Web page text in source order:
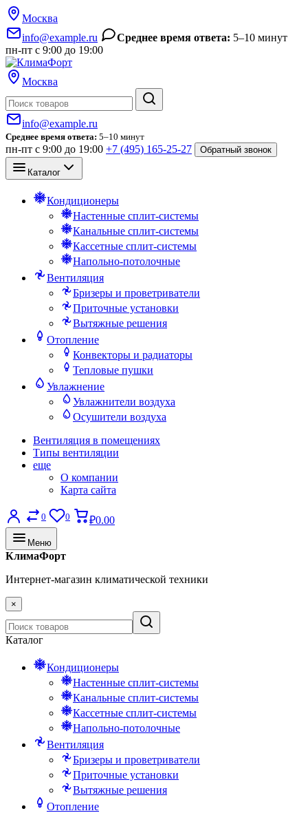
Москва
info@example.ru
Среднее время ответа: 5–10 минут
пн-пт с 9:00 до 19:00
Москва
info@example.ru
Среднее время ответа: 5–10 минут
пн-пт с 9:00 до 19:00 +7 (495) 165-25-27 Обратный звонок
Каталог
Кондиционеры
Настенные сплит-системы
Канальные сплит-системы
Кассетные сплит-системы
Напольно-потолочные
Вентиляция
Бризеры и проветриватели
Приточные установки
Вытяжные решения
Отопление
Конвекторы и радиаторы
Тепловые пушки
Увлажнение
Увлажнители воздуха
Осушители воздуха
Вентиляция в помещениях
Типы вентиляции
еще
О компании
Карта сайта
0 0 ₽0.00
Меню
КлимаФорт
Интернет-магазин климатической техники
×
Каталог
Кондиционеры
Настенные сплит-системы
Канальные сплит-системы
Кассетные сплит-системы
Напольно-потолочные
Вентиляция
Бризеры и проветриватели
Приточные установки
Вытяжные решения
Отопление